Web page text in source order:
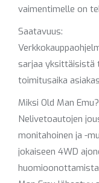
vaimentimelle on
Saatavuus:
sarjaa
toimitusaika
Miksi Old Man Emu?
Nelivetoautojen
monitahoinen ja -
jokaiseen 4WD